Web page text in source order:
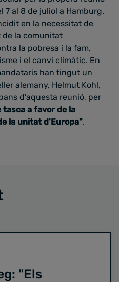
7 al 8 de juliol a Hamburg.
en la necessitat de
de la comunitat
la pobresa i la fam,
i el canvi climàtic. En
han tingut un
alemany, Helmut Kohl,
d'aquesta reunió, per
tasca a favor de la
la unitat d'Europa".
"Els